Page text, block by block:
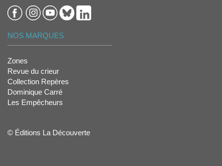
NOS MARQUES
Zones
Revue du crieur
Collection Repères
Dominique Carré
Les Empêcheurs
© Éditions La Découverte